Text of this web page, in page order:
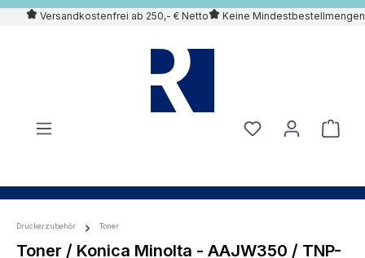
springen
Versandkostenfrei ab 250,- € Netto Keine Mindestbestellmengen
Druckerzubehör Toner
Toner / Konica Minolta - AAJW350 / TNP-